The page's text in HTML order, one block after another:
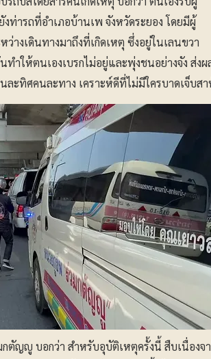
ท่ารถที่อำเภอบ้านเพ จังหวัดระยอง โดยมีผู้
างเดินทางมาถึงที่เกิดเหตุ ซึ่งอยู่ในเลนขวา
ำให้ตนเองเบรกไม่อยู่และพุ่งชนอย่างจัง ส่งผ
ะทิศคนละทาง เคราะห์ดีที่ไม่มีใครบาดเจ็บส
ญญู บอกว่า สำหรับอุบัติเหตุครั้งนี้ สืบเนื่องจ